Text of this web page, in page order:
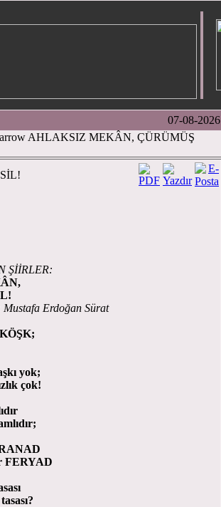
07-08-2026
AHLAKSIZ MEKÂN, ÇÜRÜMÜŞ
ŞİİRLER:
Mustafa Erdoğan Sürat
yok;
çok!
FERYAD